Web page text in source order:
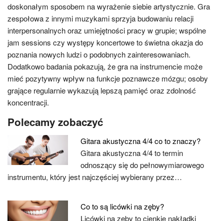
doskonałym sposobem na wyrażenie siebie artystycznie. Gra
zespołowa z innymi muzykami sprzyja budowaniu relacji
interpersonalnych oraz umiejętności pracy w grupie; wspólne
jam sessions czy występy koncertowe to świetna okazja do
poznania nowych ludzi o podobnych zainteresowaniach.
Dodatkowo badania pokazują, że gra na instrumencie może
mieć pozytywny wpływ na funkcje poznawcze mózgu; osoby
grające regularnie wykazują lepszą pamięć oraz zdolność
koncentracji.
Polecamy zobaczyć
Gitara akustyczna 4/4 co to znaczy?
Gitara akustyczna 4/4 to termin
odnoszący się do pełnowymiarowego
instrumentu, który jest najczęściej wybierany przez…
Co to są licówki na zęby?
Licówki na zęby to cienkie nakładki